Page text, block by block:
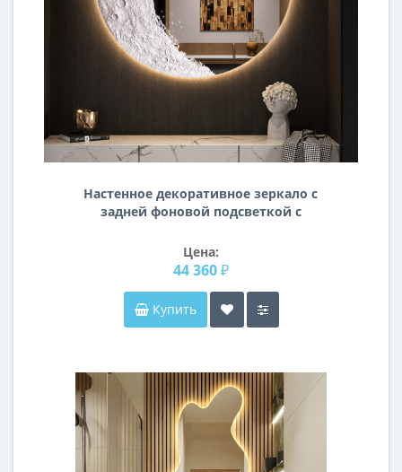
Настенное декоративное зеркало с
задней фоновой подсветкой с
Цена:
44 360 ₽
Купить